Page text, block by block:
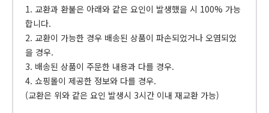
1. 교환과 환불은 아래와 같은 요인이 발생했을 시 100% 가능
합니다.
2. 교환이 가능한 경우 배송된 상품이 파손되었거나 오염되었
을 경우.
3. 배송된 상품이 주문한 내용과 다를 경우.
4. 쇼핑몰이 제공한 정보와 다를 경우.
(교환은 위와 같은 요인 발생시 3시간 이내 재교환 가능)